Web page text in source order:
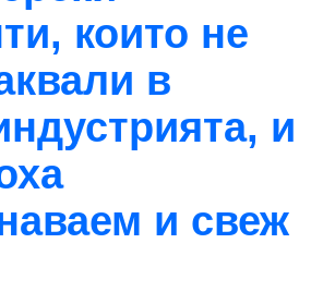
които не
в
и
и свеж